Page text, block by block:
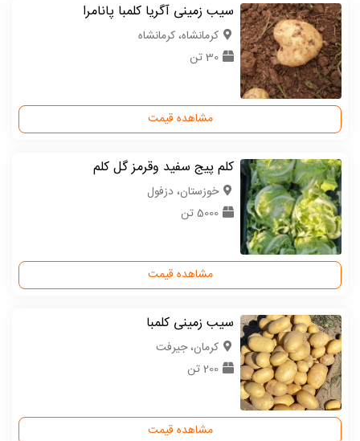
سیب زمینی آگریا کلمبا پانامرا
كرمانشاه، کرمانشاه
30 تن
مشاهده قیمت
کلم پیج سفید وقرمز گل کلم
خوزستان، دزفول
5000 تن
مشاهده قیمت
سیب زمینی کلمبا
كرمان، جیرفت
200 تن
مشاهده قیمت